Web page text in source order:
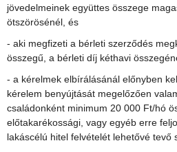
jövedelmeinek együttes összege
ötszörösénél, és
- aki megfizeti a bérleti szerződés
összegű, a bérleti díj kéthavi
- a kérelmek elbírálásánál előnyben
kérelem benyújtását megelőzően
családonként minimum 20 000 Ft/hó
előtakarékossági, vagy egyéb erre
lakáscélú hitel felvételét lehetővé tevő